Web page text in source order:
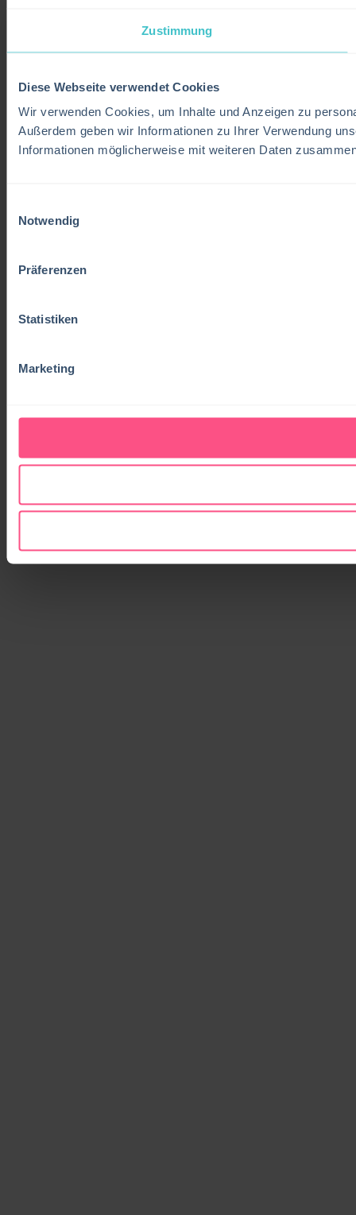
Zustimmung
Diese Webseite verwendet Cookies
Wir verwenden Cookies, um Inhalte und Anzeigen zu
Außerdem geben wir Informationen zu Ihrer Verwendung
Informationen möglicherweise mit weiteren Daten
Notwendig
Präferenzen
Statistiken
Marketing